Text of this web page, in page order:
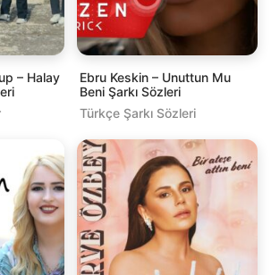
– Halay
Ebru Keskin – Unuttun Mu
Beni Şarkı Sözleri
Türkçe Şarkı Sözleri